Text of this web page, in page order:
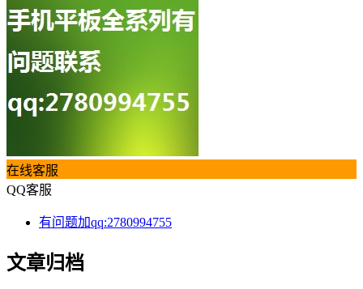
在线客服
QQ客服
有问题加qq:2780994755
文章归档